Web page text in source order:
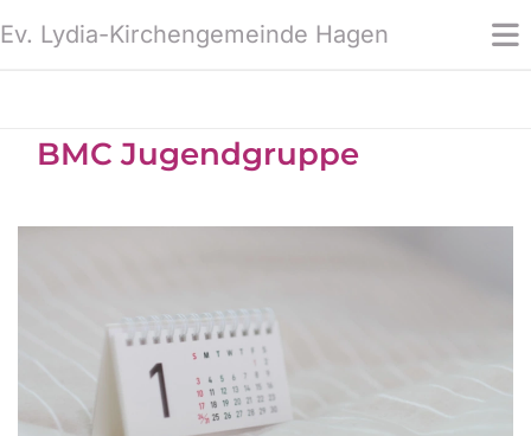
Ev. Lydia-Kirchengemeinde Hagen
BMC Jugendgruppe